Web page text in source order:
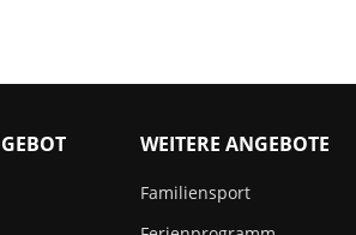
WEITERE ANGEBOTE
Familiensport